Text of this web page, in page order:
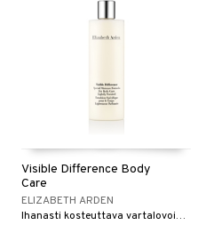
Visible Difference Body
Care
ELIZABETH ARDEN
Ihanasti kosteuttava vartalovoide joka imeytyy nopeasti ihoon Elizabeth Ardenilta